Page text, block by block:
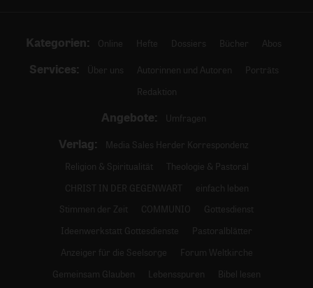
Kategorien: Online Hefte Dossiers Bücher Abos
Services: Über uns Autorinnen und Autoren
Porträts
Redaktion
Angebote: Umfragen
Verlag:
Media Sales Herder Korrespondenz
Religion & Spiritualität
Theologie & Pastoral
CHRIST IN DER GEGENWART
einfach leben
Stimmen der Zeit
COMMUNIO
Gottesdienst
Ideenwerkstatt Gottesdienste
Pastoralblätter
Anzeiger für die Seelsorge
Forum Weltkirche
Gemeinsam Glauben
Lebensspuren
Bibel lesen